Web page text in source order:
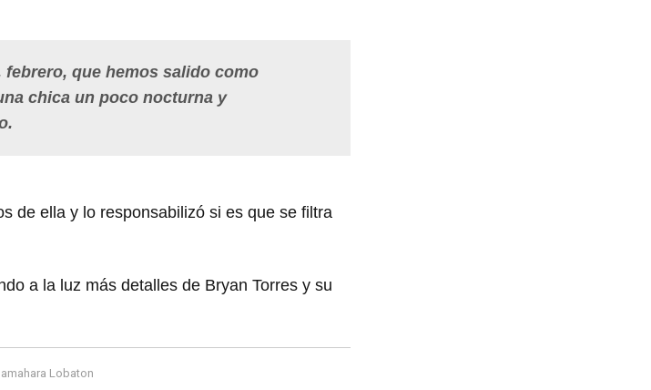
que hemos salido como
chica un poco nocturna y
de ella y lo responsabilizó si es que se filtra
a la luz más detalles de Bryan Torres y su
Lobaton